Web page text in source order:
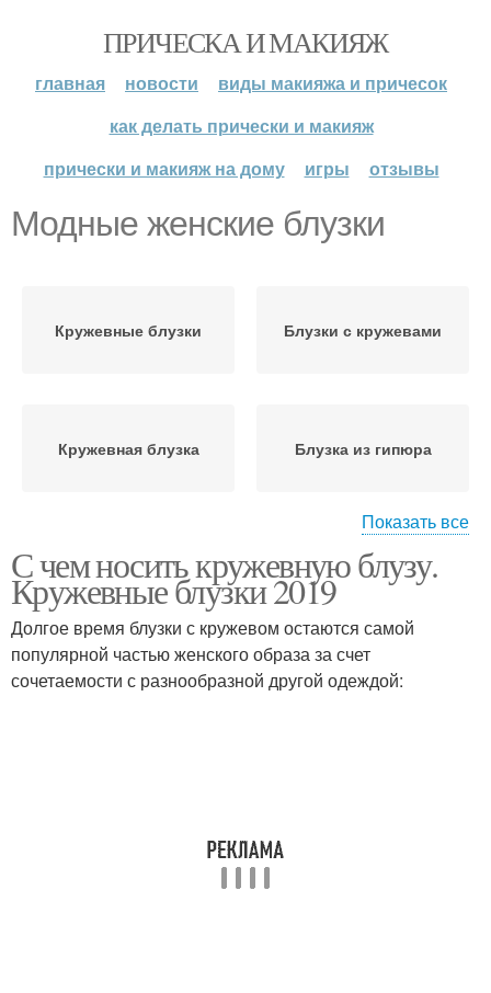
ПРИЧЕСКА И МАКИЯЖ
главная новости
виды макияжа и причесок
как делать прически и макияж
прически и макияж на дому
игры отзывы
Модные женские блузки
Кружевные блузки Блузки с кружевами
Кружевная блузка Блузка из гипюра
Прозрачная блузка Блузка в офисе
Прозрачные блузки Блузки для создания
Показать все
С чем носить кружевную блузу.
Кружевные блузки 2019
Долгое время блузки с кружевом остаются самой
популярной частью женского образа за счет
сочетаемости с разнообразной другой одеждой: